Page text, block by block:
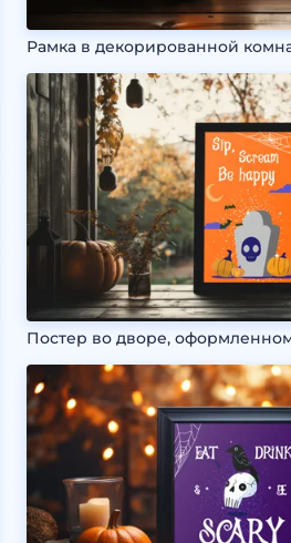
Рамка в декорированной
Постер во дворе,